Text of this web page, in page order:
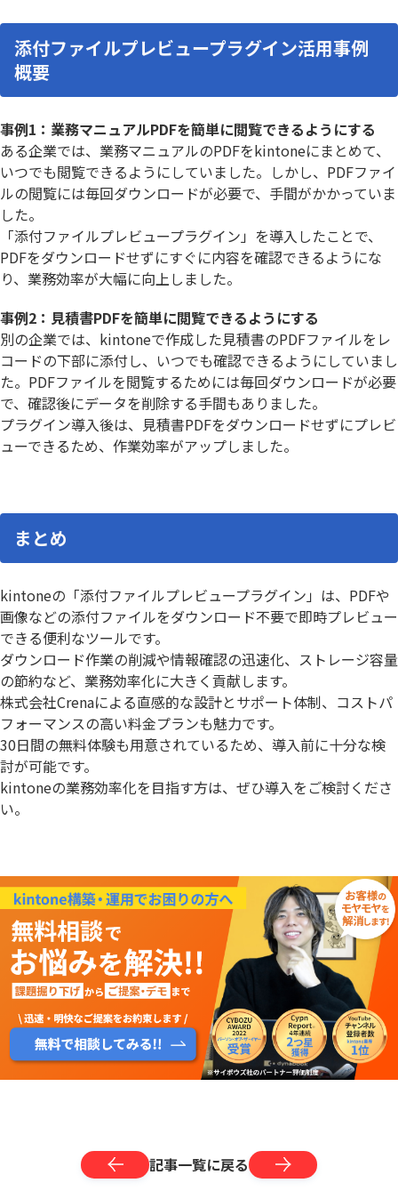
添付ファイルプレビュープラグイン活用事例
概要
事例1：業務マニュアルPDFを簡単に閲覧できるようにする
ある企業では、業務マニュアルのPDFをkintoneにまとめて、
いつでも閲覧できるようにしていました。しかし、PDFファイ
ルの閲覧には毎回ダウンロードが必要で、手間がかかっていま
した。
「添付ファイルプレビュープラグイン」を導入したことで、
PDFをダウンロードせずにすぐに内容を確認できるようにな
り、業務効率が大幅に向上しました。
事例2：見積書PDFを簡単に閲覧できるようにする
別の企業では、kintoneで作成した見積書のPDFファイルをレ
コードの下部に添付し、いつでも確認できるようにしていまし
た。PDFファイルを閲覧するためには毎回ダウンロードが必要
で、確認後にデータを削除する手間もありました。
プラグイン導入後は、見積書PDFをダウンロードせずにプレビ
ューできるため、作業効率がアップしました。
まとめ
kintoneの「添付ファイルプレビュープラグイン」は、PDFや
画像などの添付ファイルをダウンロード不要で即時プレビュー
できる便利なツールです。
ダウンロード作業の削減や情報確認の迅速化、ストレージ容量
の節約など、業務効率化に大きく貢献します。
株式会社Crenaによる直感的な設計とサポート体制、コストパ
フォーマンスの高い料金プランも魅力です。
30日間の無料体験も用意されているため、導入前に十分な検
討が可能です。
kintoneの業務効率化を目指す方は、ぜひ導入をご検討くださ
い。
記事一覧に戻る